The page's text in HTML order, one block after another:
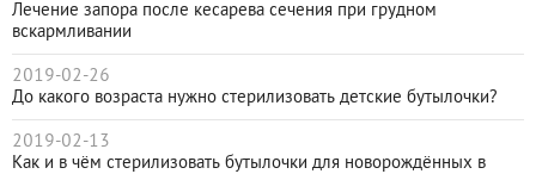
Лечение запора после кесарева сечения при грудном
вскармливании
2019-02-26
До какого возраста нужно стерилизовать детские бутылочки?
2019-02-13
Как и в чём стерилизовать бутылочки для новорождённых в